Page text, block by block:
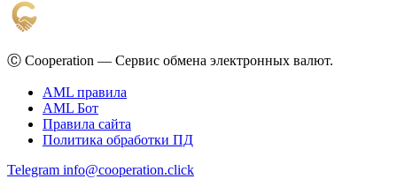
Ⓒ Cooperation — Сервис обмена электронных валют.
AML правила
AML Бот
Правила сайта
Политика обработки ПД
Telegram info@cooperation.click